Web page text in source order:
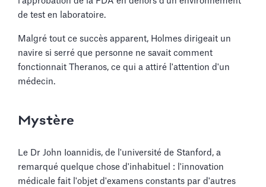
de test en laboratoire.
Malgré tout ce succès apparent, Holmes dirigeait un
navire si serré que personne ne savait comment
fonctionnait Theranos, ce qui a attiré l'attention d'un
médecin.
Mystère
Le Dr John Ioannidis, de l'université de Stanford, a
remarqué quelque chose d'inhabituel : l'innovation
médicale fait l'objet d'examens constants par d'autres